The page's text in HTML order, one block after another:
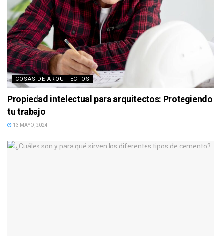
COSAS DE ARQUITECTOS
Propiedad intelectual para arquitectos: Protegiendo
tu trabajo
13 MAYO, 2024